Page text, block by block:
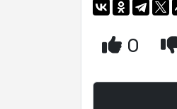
0